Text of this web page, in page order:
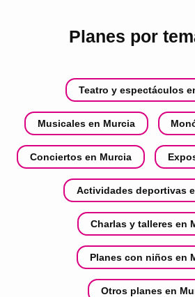
Planes por
Teatro y espectáculos
Musicales en Murcia
Conciertos en Murcia
Actividades deportivas
Charlas y talleres en
Planes con niños en
Otros planes en